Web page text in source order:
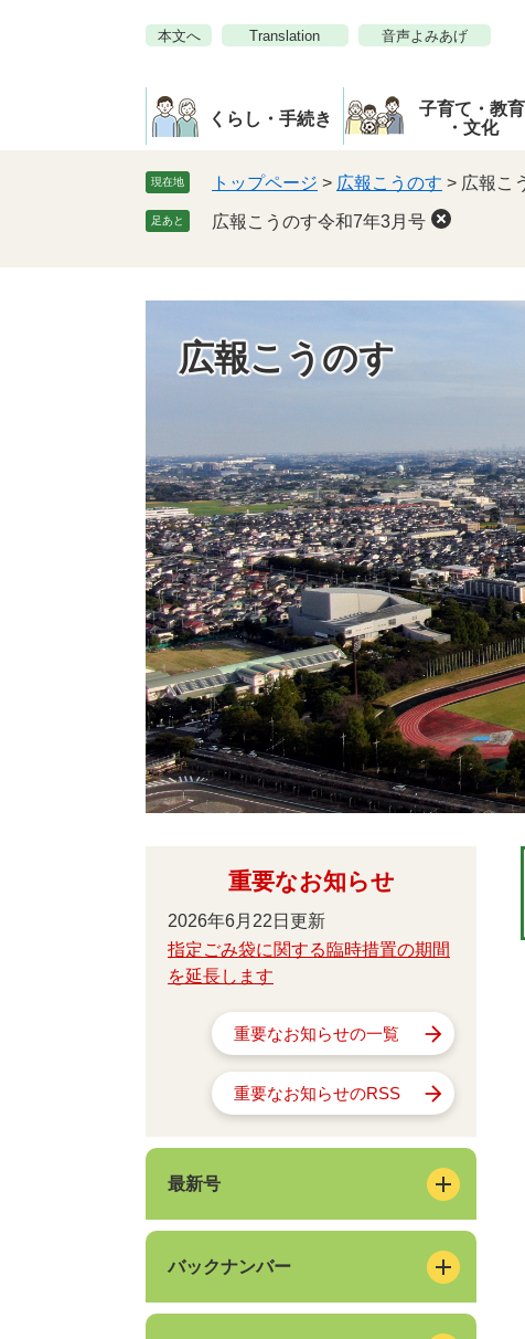
本文へ Translation 音声よみあげ
くらし・手続き
子育て・教育
・文化
現在地 トップページ > 広報こうのす > 広報こ
足あと 広報こうのす令和7年3月号
広報こうのす
重要なお知らせ
2026年6月22日更新
指定ごみ袋に関する臨時措置の期間
を延長します
重要なお知らせの一覧
重要なお知らせのRSS
最新号
バックナンバー